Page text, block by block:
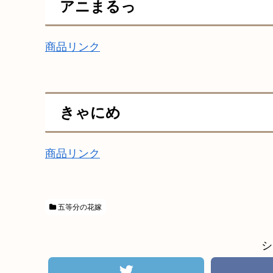
アニまるっ
商品リンク
きゃにめ
商品リンク
五等分の花嫁